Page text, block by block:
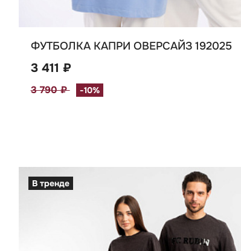
ФУТБОЛКА КАПРИ ОВЕРСАЙЗ 192025
3 411 ₽
3 790 ₽ -10%
В тренде